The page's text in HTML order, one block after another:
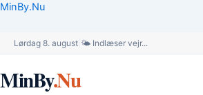
Gå
MinBy.Nu
Lørdag 8. august 🌤️ Indlæser vejr...
MinBy.Nu